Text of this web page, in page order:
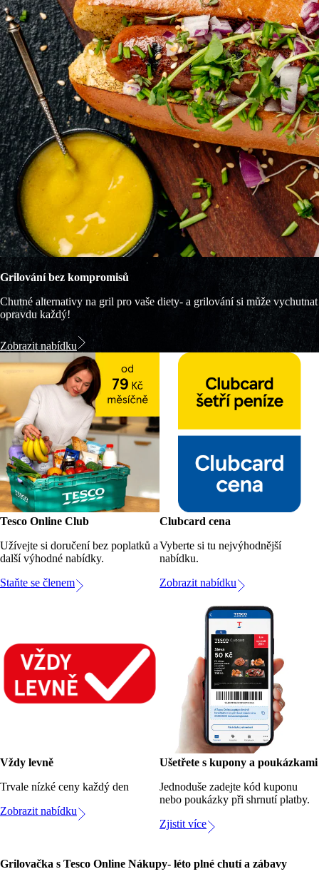
Grilování bez kompromisů
Chutné alternativy na gril pro vaše diety- a grilování si může vychutnat
opravdu každý!
Zobrazit nabídku
Tesco Online Club
Užívejte si doručení bez poplatků a
další výhodné nabídky.
Staňte se členem
Clubcard cena
Vyberte si tu nejvýhodnější
nabídku.
Zobrazit nabídku
Vždy levně
Trvale nízké ceny každý den
Zobrazit nabídku
Ušetřete s kupony a poukázkami
Jednoduše zadejte kód kuponu
nebo poukázky při shrnutí platby.
Zjistit více
Grilovačka s Tesco Online Nákupy- léto plné chutí a zábavy